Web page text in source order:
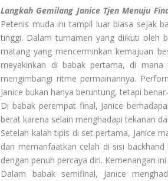
Langkah Gemilang Janice Tjen Menuju
Petenis muda ini tampil luar biasa sejak
tinggi. Dalam turnamen yang diikuti oleh
matang yang mencerminkan kemajuan
meyakinkan di babak pertama, di
mengimbangi ritme permainannya.
Janice bukan hanya beruntung, tetapi
Di babak perempat final, Janice
berat karena selain menghadapi tekanan
Setelah kalah tipis di set pertama, Janice
dan memanfaatkan celah di sisi
dengan penuh percaya diri. Kemenangan
Dalam babak semifinal, Janice